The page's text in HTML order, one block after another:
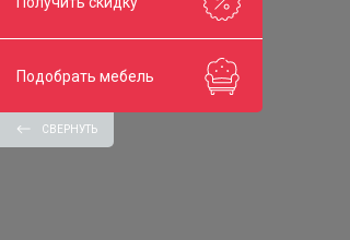
Подобрать мебель
СВЕРНУТЬ